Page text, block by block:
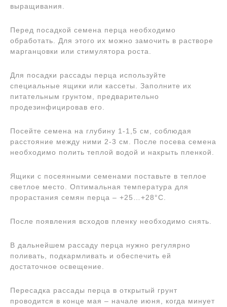
выращивания.
Перед посадкой семена перца необходимо
обработать. Для этого их можно замочить в растворе
марганцовки или стимулятора роста.
Для посадки рассады перца используйте
специальные ящики или кассеты. Заполните их
питательным грунтом, предварительно
продезинфицировав его.
Посейте семена на глубину 1-1,5 см, соблюдая
расстояние между ними 2-3 см. После посева семена
необходимо полить теплой водой и накрыть пленкой.
Ящики с посеянными семенами поставьте в теплое
светлое место. Оптимальная температура для
прорастания семян перца – +25…+28°С.
После появления всходов пленку необходимо снять.
В дальнейшем рассаду перца нужно регулярно
поливать, подкармливать и обеспечить ей
достаточное освещение.
Пересадка рассады перца в открытый грунт
проводится в конце мая – начале июня, когда минует